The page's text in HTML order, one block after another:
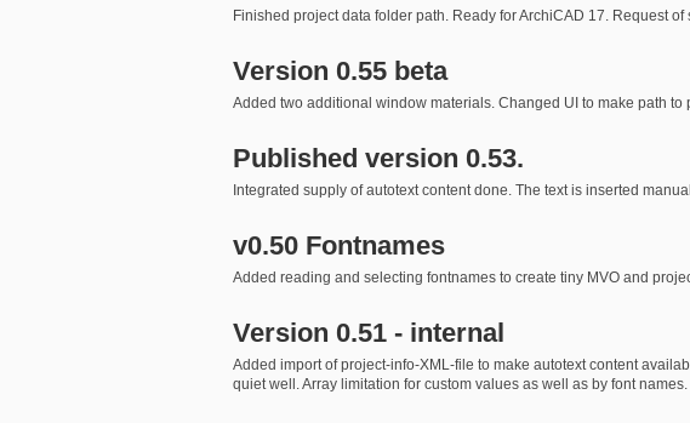
Finished project data folder path. Ready for ArchiCAD 17. Request
Version 0.55 beta
Added two additional window materials. Changed UI to make path
Published version 0.53.
Integrated supply of autotext content done. The text is inserted
v0.50 Fontnames
Added reading and selecting fontnames to create tiny MVO and
Version 0.51 - internal
Added import of project-info-XML-file to make autotext content
quiet well. Array limitation for custom values as well as by font names.